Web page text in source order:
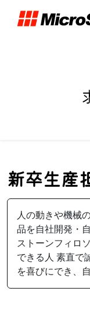
新卒生産
人の動きや機械
品を自社開発・
ストーンフィロ
できる人 素直で
を喜びにでき、